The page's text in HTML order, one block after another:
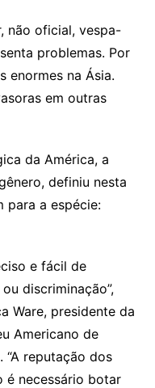
não oficial, vespa-
problemas. Por
enormes na Ásia.
em outras
da América, a
definiu nesta
para a espécie:
e fácil de
discriminação”,
Ware, presidente da
Americano de
“A reputação dos
é necessário botar